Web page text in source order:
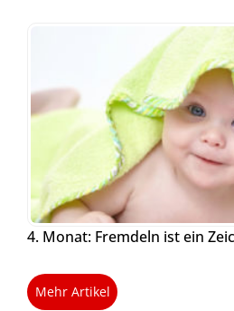
4. Monat: Fremdeln ist ein
Mehr Artikel